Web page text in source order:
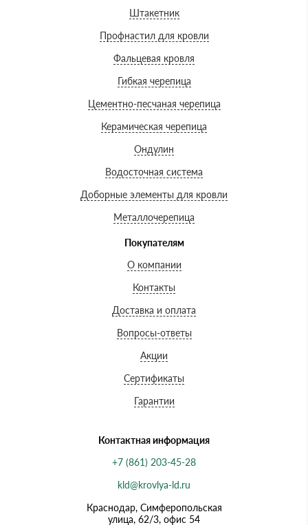
Штакетник
Профнастил для кровли
Фальцевая кровля
Гибкая черепица
Цементно-песчаная черепица
Керамическая черепица
Ондулин
Водосточная система
Доборные элементы для кровли
Металлочерепица
Покупателям
О компании
Контакты
Доставка и оплата
Вопросы-ответы
Акции
Сертификаты
Гарантии
Контактная информация
+7 (861) 203-45-28
kld@krovlya-ld.ru
Краснодар, Симферопольская
улица, 62/3, офис 54